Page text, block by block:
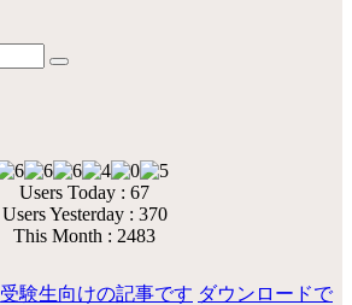
Users Today : 67
Users Yesterday : 370
This Month : 2483
受験生向けの記事です ダウンロードで